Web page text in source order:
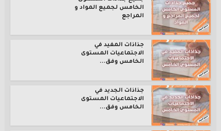
الخامس لجميع المواد و
المراجع
جذاذات المفيد في
الاجتماعيات المستوى
الخامس وفق...
جذاذات الجديد في
الاجتماعيات المستوى
الخامس وفق...